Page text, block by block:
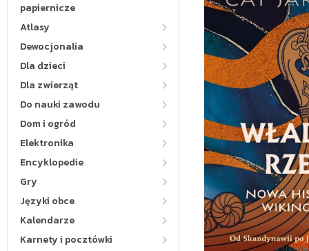
papiernicze
Atlasy
Dewocjonalia
Dla dzieci
Dla zwierząt
Do nauki zawodu
Dom i ogród
Elektronika
Encyklopedie
Gry
Języki obce
Kalendarze
Karnety i pocztówki